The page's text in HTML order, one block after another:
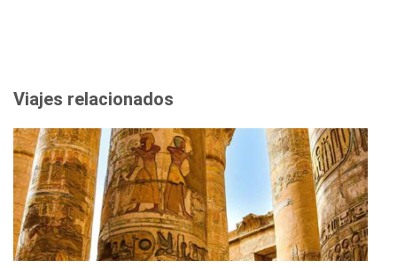
Viajes relacionados